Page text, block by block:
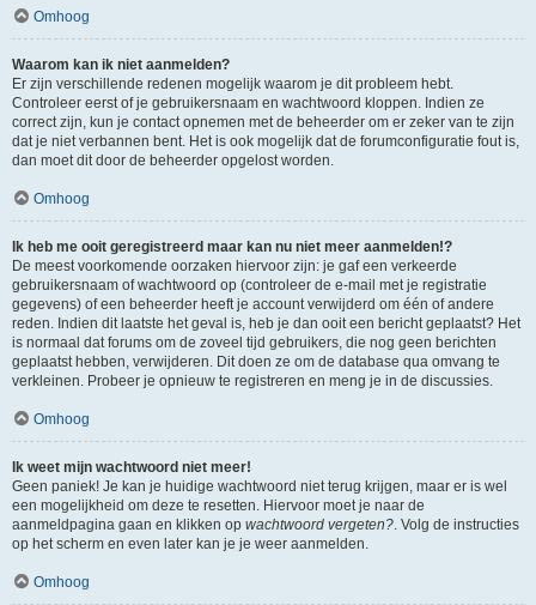
Omhoog
Waarom kan ik niet aanmelden?
Er zijn verschillende redenen mogelijk waarom je dit probleem hebt.
Controleer eerst of je gebruikersnaam en wachtwoord kloppen. Indien ze
correct zijn, kun je contact opnemen met de beheerder om er zeker van te zijn
dat je niet verbannen bent. Het is ook mogelijk dat de forumconfiguratie fout is,
dan moet dit door de beheerder opgelost worden.
Omhoog
Ik heb me ooit geregistreerd maar kan nu niet meer aanmelden!?
De meest voorkomende oorzaken hiervoor zijn: je gaf een verkeerde
gebruikersnaam of wachtwoord op (controleer de e-mail met je registratie
gegevens) of een beheerder heeft je account verwijderd om één of andere
reden. Indien dit laatste het geval is, heb je dan ooit een bericht geplaatst? Het
is normaal dat forums om de zoveel tijd gebruikers, die nog geen berichten
geplaatst hebben, verwijderen. Dit doen ze om de database qua omvang te
verkleinen. Probeer je opnieuw te registreren en meng je in de discussies.
Omhoog
Ik weet mijn wachtwoord niet meer!
Geen paniek! Je kan je huidige wachtwoord niet terug krijgen, maar er is wel
een mogelijkheid om deze te resetten. Hiervoor moet je naar de
aanmeldpagina gaan en klikken op wachtwoord vergeten?. Volg de instructies
op het scherm en even later kan je je weer aanmelden.
Omhoog